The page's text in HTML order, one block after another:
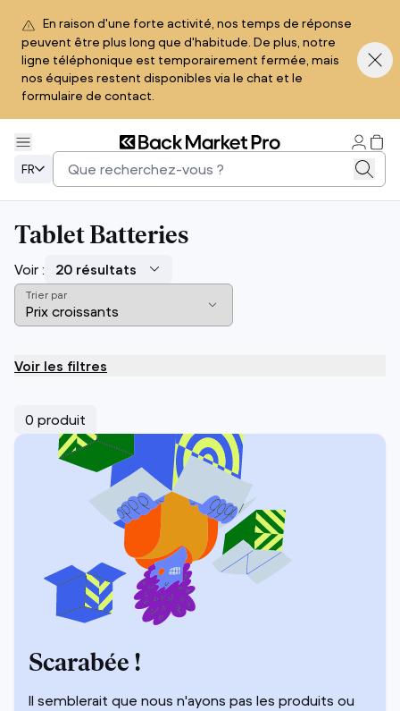
En raison d'une forte activité, nos temps de réponse
peuvent être plus long que d'habitude. De plus, notre
ligne téléphonique est temporairement fermée, mais
nos équipes restent disponibles via le chat et le
formulaire de contact.
FR
Tablet Batteries
Voir :
Trier par
Voir les filtres
0 produit
Scarabée !
Il semblerait que nous n'ayons pas les produits ou